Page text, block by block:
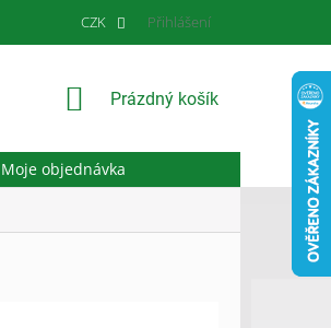
CZK Přihlášení
NÁKUPNÍ
Prázdný košík
Moje objednávka